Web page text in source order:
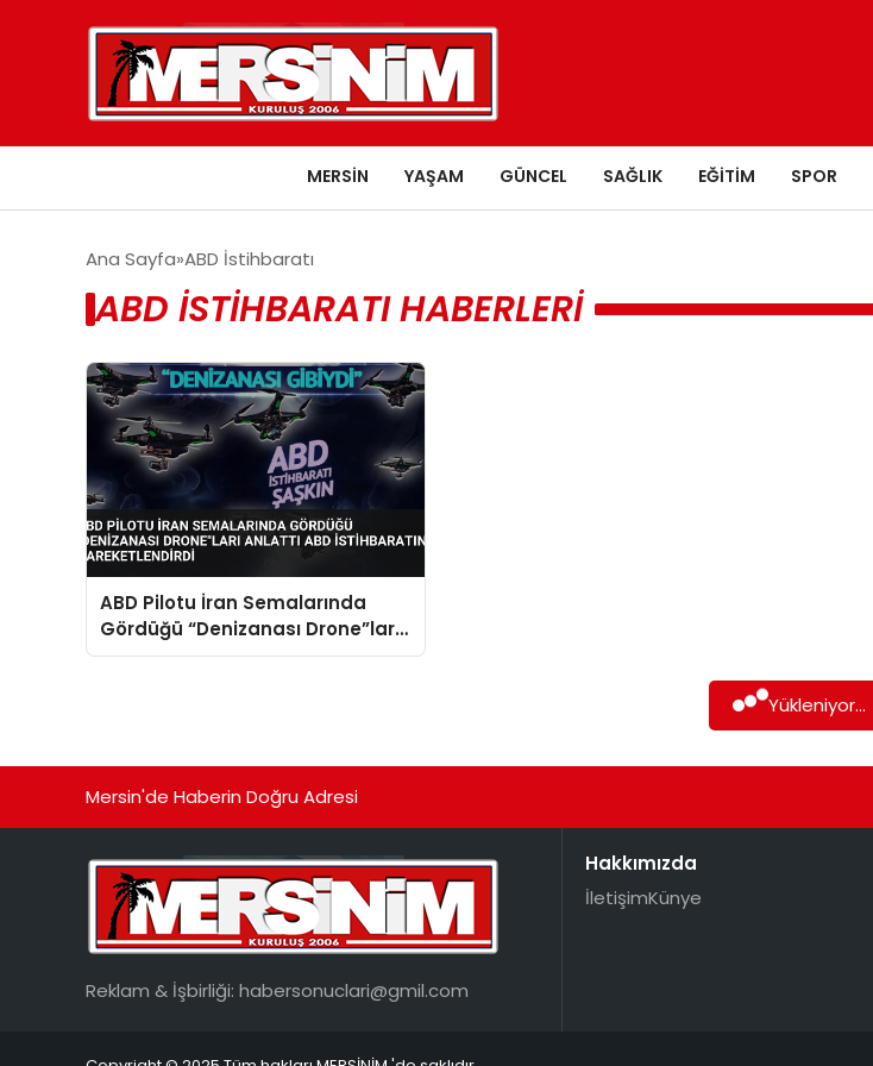
MERSIN YAŞAM GÜNCEL SAĞLIK EĞITIM SPOR
Ana Sayfa ABD İstihbaratı
ABD İSTIHBARATI HABERLERI
ABD Pilotu İran Semalarında
Gördüğü “Denizanası Drone”ları
Anlattı ABD İstihbaratını
Yükleniyor...
Mersin'de Haberin Doğru Adresi
Reklam & İşbirliği: habersonuclari@gmil.com
Hakkımızda
İletişimKünye